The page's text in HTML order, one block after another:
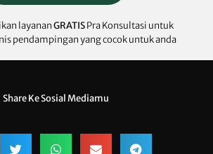
layananGRATISPra Konsultasi untuk
pendampingan yang cocok untuk anda
Share Ke Sosial Mediamu